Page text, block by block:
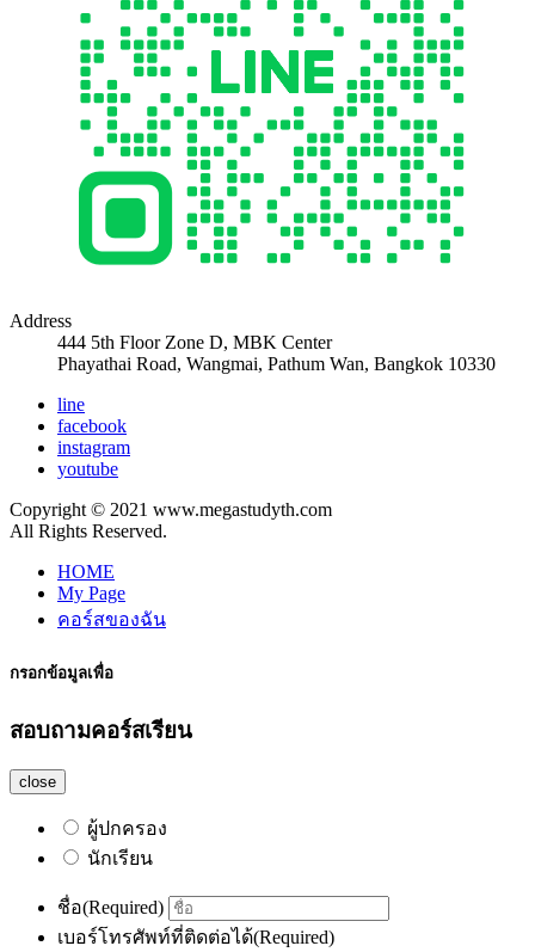
Address
444 5th Floor Zone D, MBK Center
Phayathai Road, Wangmai, Pathum Wan, Bangkok 10330
line
facebook
instagram
youtube
Copyright © 2021 www.megastudyth.com
All Rights Reserved.
HOME
My Page
คอร์สของฉัน
กรอกข้อมูลเพื่อ
สอบถามคอร์สเรียน
close
ผู้ปกครอง
นักเรียน
ชื่อ(Required)
เบอร์โทรศัพท์ที่ติดต่อได้(Required)